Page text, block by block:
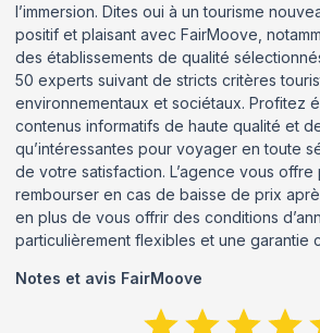
l’immersion. Dites oui à un tourisme
positif et plaisant avec FairMoove,
des établissements de qualité
50 experts suivant de stricts critères
environnementaux et sociétaux. Profitez
contenus informatifs de haute qualité et
qu’intéressantes pour voyager en toute
de votre satisfaction. L’agence vous
rembourser en cas de baisse de prix
en plus de vous offrir des conditions
particulièrement flexibles et une garantie
Notes et avis FairMoove